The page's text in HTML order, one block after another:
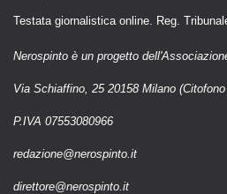
Testata giornalistica online. Reg.
Nerospinto è un progetto
Via Schiaffino, 25 20158 Milano
P.IVA 07553080966
redazione@nerospinto.it
direttore@nerospinto.it